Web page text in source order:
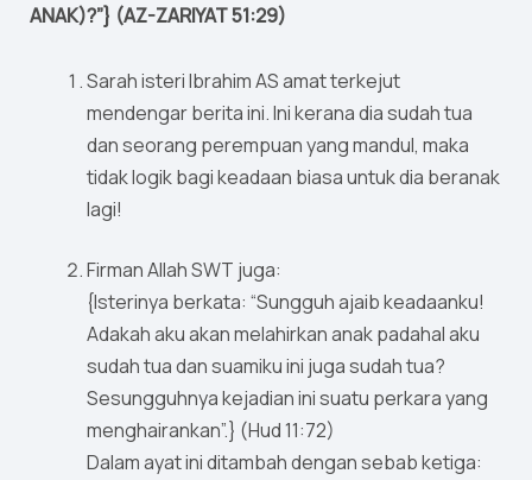
ANAK)?”} (AZ-ZARIYAT 51:29)
Sarah isteri Ibrahim AS amat terkejut
mendengar berita ini. Ini kerana dia sudah tua
dan seorang perempuan yang mandul, maka
tidak logik bagi keadaan biasa untuk dia beranak
lagi!
Firman Allah SWT juga:
{Isterinya berkata: “Sungguh ajaib keadaanku!
Adakah aku akan melahirkan anak padahal aku
sudah tua dan suamiku ini juga sudah tua?
Sesungguhnya kejadian ini suatu perkara yang
menghairankan”.} (Hud 11:72)
Dalam ayat ini ditambah dengan sebab ketiga: